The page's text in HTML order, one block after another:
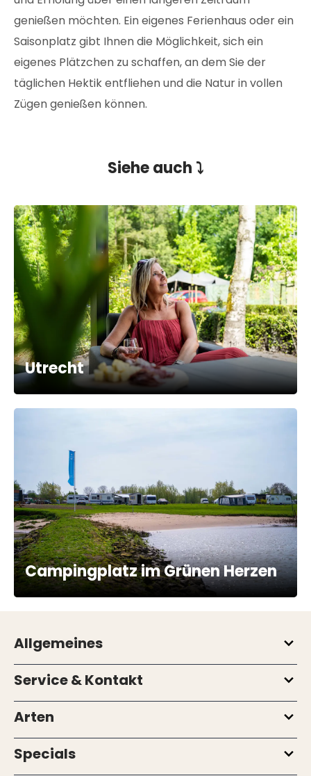
genießen möchten. Ein eigenes Ferienhaus oder ein
Saisonplatz gibt Ihnen die Möglichkeit, sich ein
eigenes Plätzchen zu schaffen, an dem Sie der
täglichen Hektik entfliehen und die Natur in vollen
Zügen genießen können.
Siehe auch ⤵
Utrecht
Campingplatz im Grünen Herzen
Allgemeines
Service & Kontakt
Arten
Specials